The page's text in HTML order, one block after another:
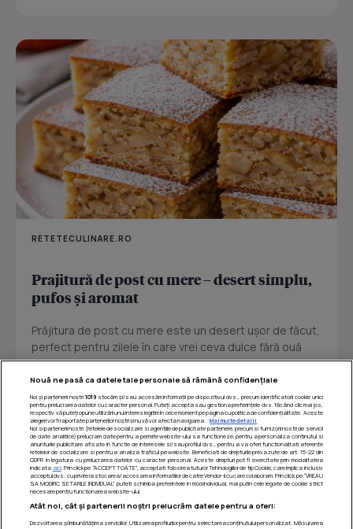
RETETECULINARE.RO
Prajitură de post cu mere – desert simplu,
pufos și aromat
Prăjitura de post cu mere este un desert ușor de făcut,
perfect pentru zilele în care vrei ceva dulce fără ouă
sau...
Nouă ne pasă ca datele tale personale să rămână confidențiale
Noi și partenerii noștri 1019stocăm și/sau accesăm informații pe dispozitivul dvs., precum identificatorii cookie unici
pentru prelucrarea datelor cu caracter personal. Puteți accepta sau gestiona preferințele dvs. făcând clic mai jos,
respectiv vă puteți opune utilizării unui interes legitim în orice moment pe pagina cu politica de confidențialitate. Aceste
alegeri vor fi raportate partenerilor noștri și nu vă vor afecta navigarea.
Mai multe detalii
Noi si partenerii nostri (retelele de socializare si agentiile de publicitate partenere, precum si furnizorii nostri de servicii
de date analitice) prelucram date pentru a permite website-ului sa functioneze, pentru a personaliza continutul si
anunturile publicitare afisate in functie de interesele si/sau profilul dvs., pentru a va oferi functionalitati aferente
retelelor de socializare si pentru a analiza traficul pe website. Beneficiati de drepturile prevazute de art. 15-22 din
GDPR in legatura cu prelucrarea datelor cu caracter personal. Aceste drepturi pot fi exercitate prin modalitatea
indicata aici. Prin click pe “ACCEPT TOATE”, acceptati folosirea tuturor Tehnologiilor de tip Cookie, care implica inclusiv
acceptul dvs. cu privire la stocarea/accesarea informatiilor de catre Vendor-ii cu care colaboram. Prin click pe “VREAU
SA MODIFIC SETARILE INDIVIDUAL” puteti schimba preferintele in mod individual, mai putin cele legate de cookie strict
necesare pentru functionarea website-ului.
Atât noi, cât și partenerii noștri prelucrăm datele pentru a oferi:
Dezvoltarea și îmbunătățirea serviciilor. Utilizarea profilurilor pentru selectarea conținutului personalizat. Măsurarea